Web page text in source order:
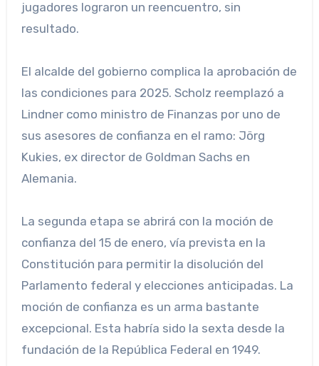
jugadores lograron un reencuentro, sin
resultado.
El alcalde del gobierno complica la aprobación de
las condiciones para 2025. Scholz reemplazó a
Lindner como ministro de Finanzas por uno de
sus asesores de confianza en el ramo: Jörg
Kukies, ex director de Goldman Sachs en
Alemania.
La segunda etapa se abrirá con la moción de
confianza del 15 de enero, vía prevista en la
Constitución para permitir la disolución del
Parlamento federal y elecciones anticipadas. La
moción de confianza es un arma bastante
excepcional. Esta habría sido la sexta desde la
fundación de la República Federal en 1949.